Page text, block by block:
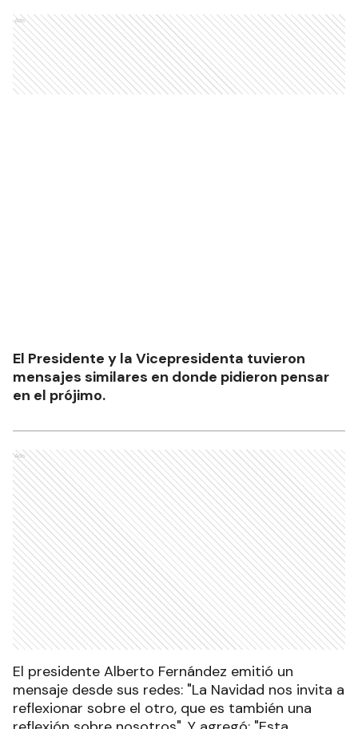
Ads
El Presidente y la Vicepresidenta tuvieron
mensajes similares en donde pidieron pensar
en el prójimo.
Ads
El presidente Alberto Fernández emitió un
mensaje desde sus redes: "La Navidad nos invita a
reflexionar sobre el otro, que es también una